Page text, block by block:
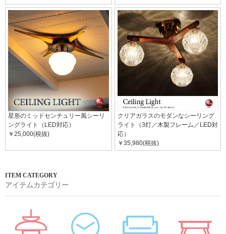
星形のミッドセンチュリー風シーリ
ングライト（LED対応）
￥25,000(税抜)
クリアガラスのモダンなシーリング
ライト（3灯／木製フレーム／LED対
応）
￥35,980(税抜)
アイテムカテゴリー